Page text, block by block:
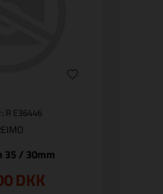
R E36446
35 / 30mm
DKK